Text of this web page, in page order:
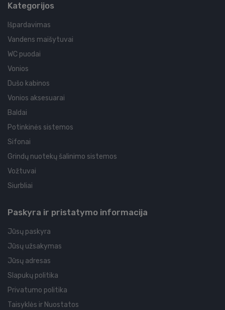
Kategorijos
Išpardavimas
Vandens maišytuvai
WC puodai
Vonios
Dušo kabinos
Vonios aksesuarai
Baldai
Potinkinės sistemos
Sifonai
Grindų nuotekų šalinimo sistemos
Vožtuvai
Siurbliai
Paskyra ir pristatymo informacija
Jūsų paskyra
Jūsų užsakymas
Jūsų adresas
Slapukų politika
Privatumo politika
Taisyklės ir Nuostatos